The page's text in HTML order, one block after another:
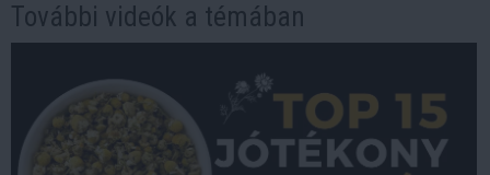
További videók a témában